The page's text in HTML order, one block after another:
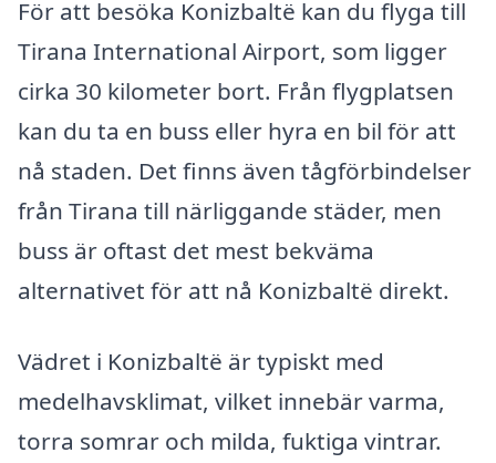
För att besöka Konizbaltë kan du flyga till
Tirana International Airport, som ligger
cirka 30 kilometer bort. Från flygplatsen
kan du ta en buss eller hyra en bil för att
nå staden. Det finns även tågförbindelser
från Tirana till närliggande städer, men
buss är oftast det mest bekväma
alternativet för att nå Konizbaltë direkt.
Vädret i Konizbaltë är typiskt med
medelhavsklimat, vilket innebär varma,
torra somrar och milda, fuktiga vintrar.